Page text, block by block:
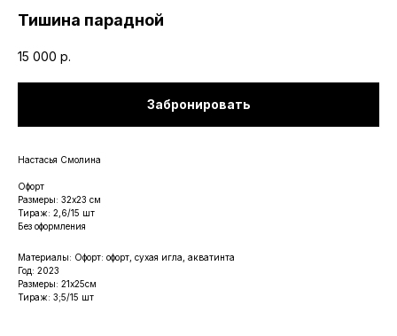
Тишина парадной
15 000 р.
Забронировать
Настасья Смолина
Офорт
Размеры: 32х23 см
Тираж: 2,6/15 шт
Без оформления
Материалы: Офорт: офорт, сухая игла, акватинта
Год: 2023
Размеры: 21х25см
Тираж: 3;5/15 шт